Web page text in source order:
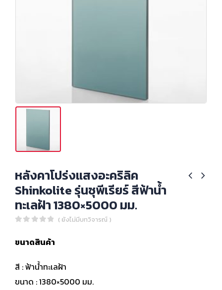
หลังคาโปร่งแสงอะคริลิค
Shinkolite รุ่นซุพีเรียร์ สีฟ้าน้ำ
ทะเลฝ้า 1380×5000 มม.
( ยังไม่มีบทวิจารณ์ )
ขนาดสินค้า
สี : ฟ้าน้ำทะเลฝ้า
ขนาด : 1380×5000 มม.